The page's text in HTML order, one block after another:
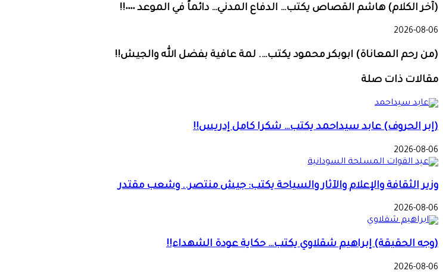
(آخر الكلام) هاشم القصاص يكتب… الدفاع المدني… دائماً في الموعد ٠٠٠٠!!
2026-08-06
(من رحم المعاناة) ابوبكر محمود يكتب…. لمة عافية بفضل الله والجيش!!
مقالات ذات صلة
(إبر الحروف) عابد سيداحمد يكتب… شكرا كامل إدريس!!
2026-08-06
وزير الثقافة والإعلام والآثار والسياحة يكتب: جيش منتصر.. وشعب مقتدر
2026-08-06
(وجه الحقيقة) إبراهيم شقلاوي يكتب… حكاية عودة الشهداء!!
2026-08-06